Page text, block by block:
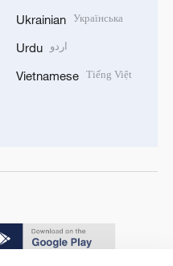
Ukrainian Українська
Urdu اردو
Vietnamese Tiếng Việt